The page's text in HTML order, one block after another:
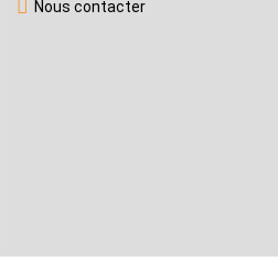
Nous contacter